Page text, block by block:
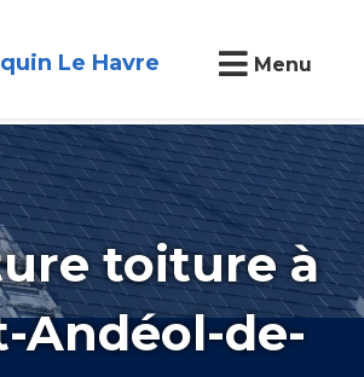
Le Havre Menu
toiture à
Andéol-de-